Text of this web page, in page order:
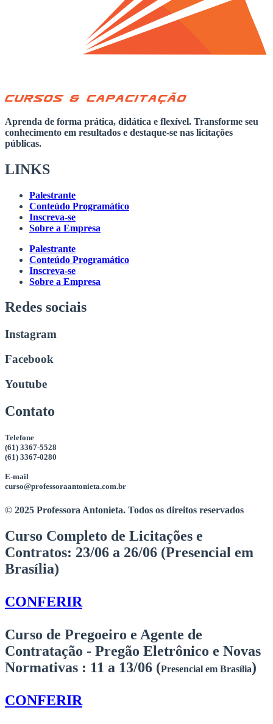
Aprenda de forma prática, didática e flexível. Transforme seu
conhecimento em resultados e destaque-se nas licitações
públicas.
LINKS
Palestrante
Conteúdo Programático
Inscreva-se
Sobre a Empresa
Palestrante
Conteúdo Programático
Inscreva-se
Sobre a Empresa
Redes sociais
Instagram
Facebook
Youtube
Contato
Telefone
(61) 3367-5528
(61) 3367-0280
E-mail
curso@professoraantonieta.com.br
© 2025 Professora Antonieta. Todos os direitos reservados
Curso Completo de Licitações e
Contratos: 23/06 a 26/06 (Presencial em
Brasília)
CONFERIR
Curso de Pregoeiro e Agente de
Contratação - Pregão Eletrônico e Novas
Normativas : 11 a 13/06 (Presencial em Brasília)
CONFERIR